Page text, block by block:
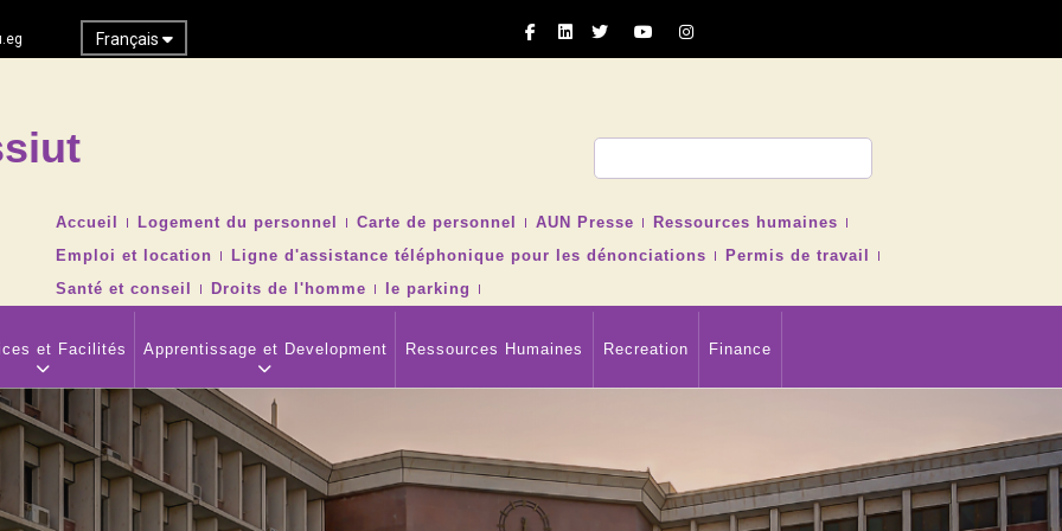
Français
TOP
NAVIGATION
MENU
Accueil Logement du personnel Carte de personnel AUN Presse
Ressources humaines
Emploi et location
Ligne d'assistance téléphonique pour les dénonciations
Permis de travail
Santé et conseil
Droits de l'homme le parking
et Facilités Apprentissage et Development Ressources Humaines Recreation Finance